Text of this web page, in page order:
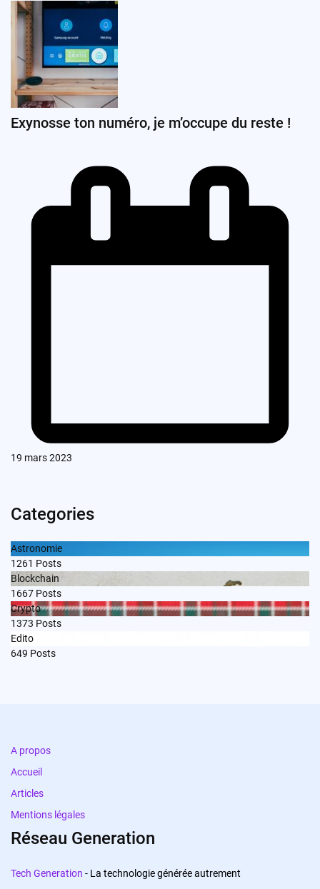
Exynosse ton numéro, je m’occupe du reste !
19 mars 2023
Categories
Astronomie
1261 Posts
Blockchain
1667 Posts
Crypto
1373 Posts
Edito
649 Posts
A propos
Accueil
Articles
Mentions légales
Réseau Generation
Tech Generation - La technologie générée autrement